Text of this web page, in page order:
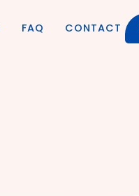
FAQ CONTACT